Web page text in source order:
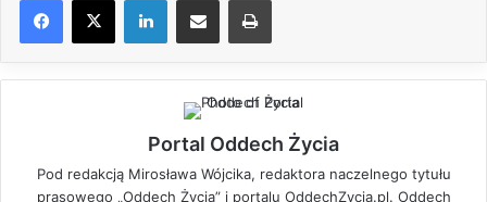
Portal Oddech Życia
Pod redakcją Mirosława Wójcika, redaktora naczelnego tytułu
prasowego „Oddech Życia” i portalu OddechZycia.pl. Oddech